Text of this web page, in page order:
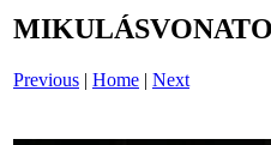
Previous | Home | Next